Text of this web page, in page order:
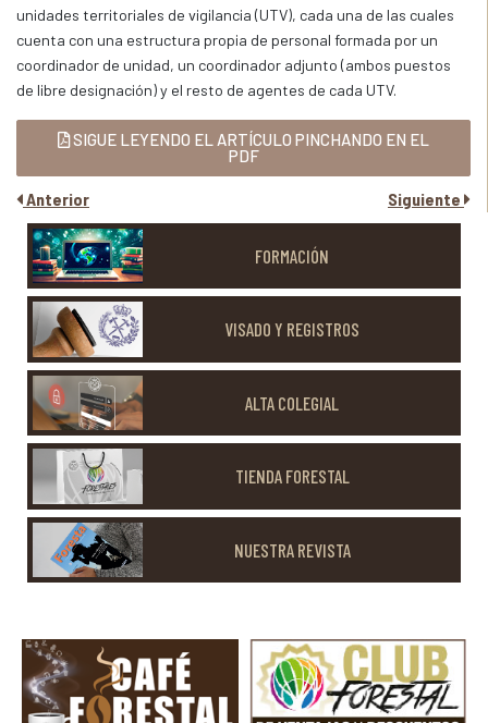
unidades territoriales de vigilancia (UTV), cada una de las cuales
cuenta con una estructura propia de personal formada por un
coordinador de unidad, un coordinador adjunto (ambos puestos
de libre designación) y el resto de agentes de cada UTV.
SIGUE LEYENDO EL ARTÍCULO PINCHANDO EN EL
PDF
Anterior Siguiente
FORMACIÓN
VISADO Y REGISTROS
ALTA COLEGIAL
TIENDA FORESTAL
NUESTRA REVISTA